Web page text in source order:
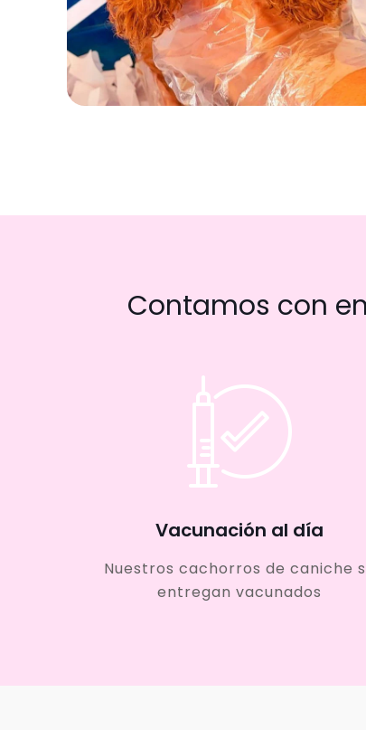
Contamos con
Vacunación al día
Nuestros cachorros de caniche
entregan vacunados